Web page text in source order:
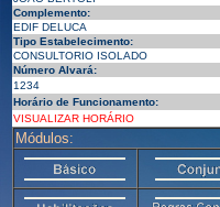
Complemento:
EDIF DELUCA
Tipo Estabelecimento:
CONSULTORIO ISOLADO
Número Alvará:
1234
Horário de Funcionamento:
VISUALIZAR HORÁRIO
Módulos: